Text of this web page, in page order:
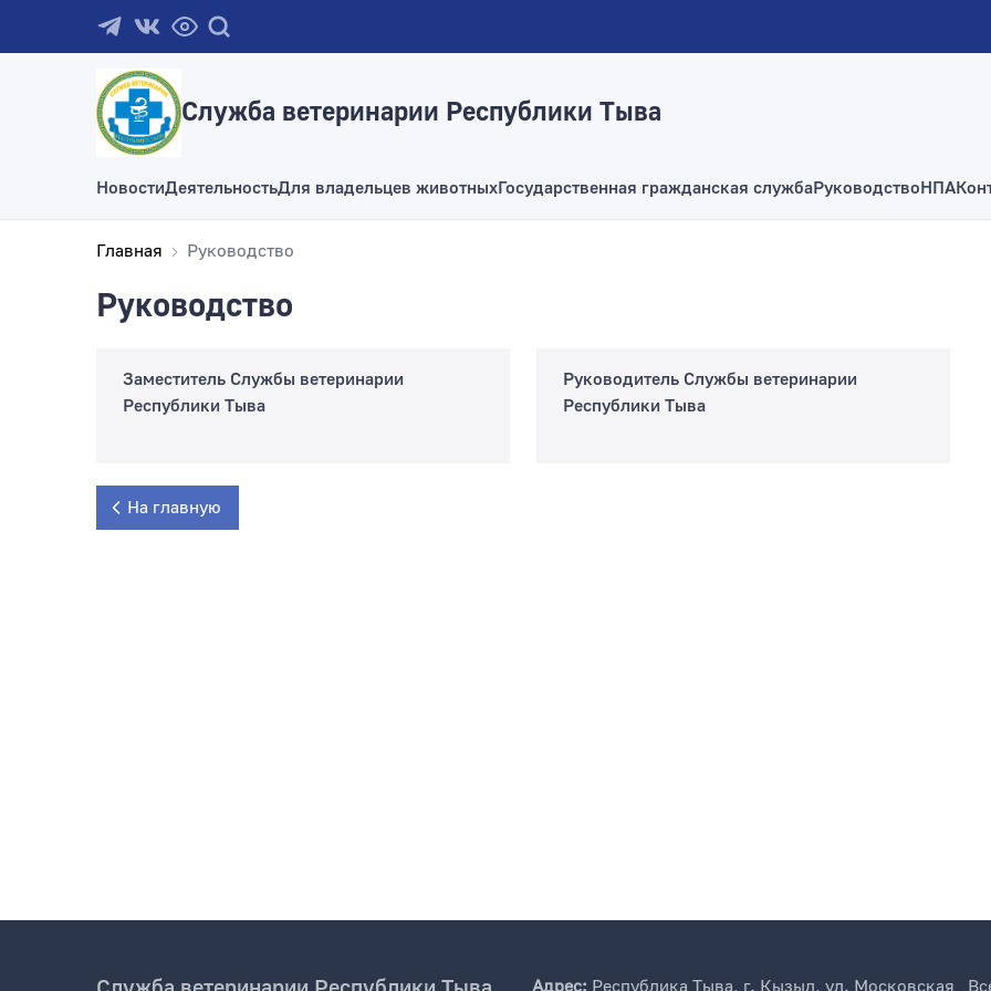
Служба ветеринарии Республики Тыва
НовостиДеятельностьДля владельцев животныхГосударственная гражданская службаРуководствоНПА
Главная Руководство
Руководство
Заместитель Службы ветеринарии
Республики Тыва
Руководитель Службы ветеринарии
Республики Тыва
На главную
Адрес: Республика Тыва, г. Кызыл, ул. Московская